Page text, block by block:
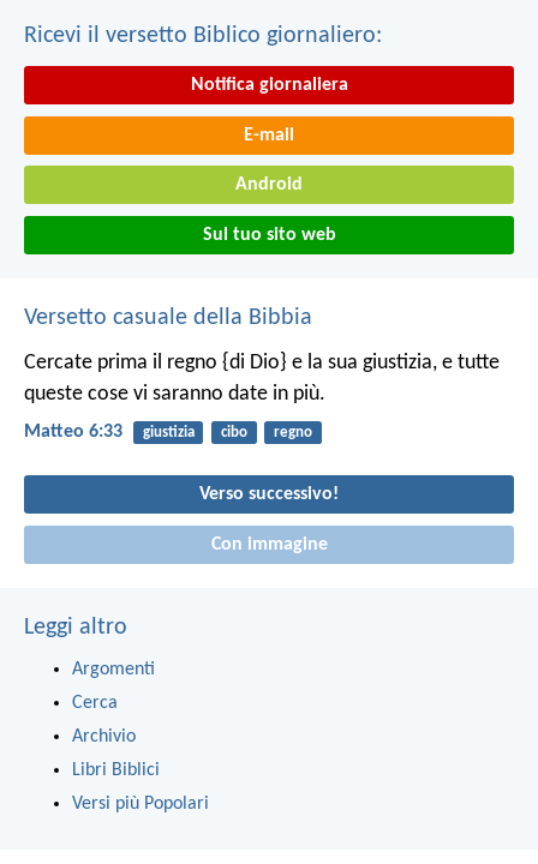
Ricevi il versetto Biblico giornaliero:
Notifica giornaliera
E-mail
Android
Sul tuo sito web
Versetto casuale della Bibbia
Cercate prima il regno {di Dio} e la sua giustizia, e tutte
queste cose vi saranno date in più.
Matteo 6:33 giustizia cibo regno
Verso successivo!
Con immagine
Leggi altro
Argomenti
Cerca
Archivio
Libri Biblici
Versi più Popolari